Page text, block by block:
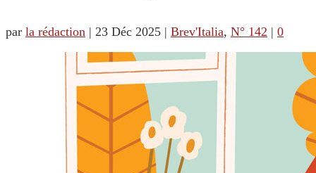
par la rédaction | 23 Déc 2025 | Brev'Italia, N° 142 | 0